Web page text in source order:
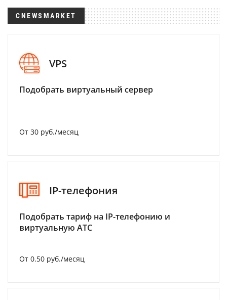
CNEWSMARKET
VPS
Подобрать виртуальный сервер
От 30 руб./месяц
IP-телефония
Подобрать тариф на IP-телефонию и
виртуальную АТС
От 0.50 руб./месяц